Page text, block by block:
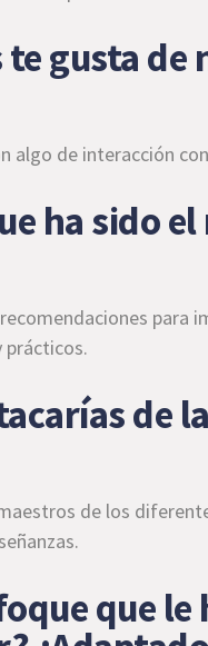
te gusta
algo de interacción
ha sido
para
prácticos.
de
de los
que